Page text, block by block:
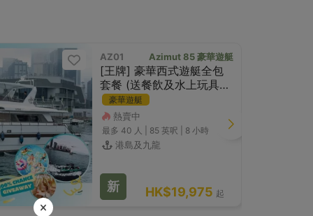
AZ01 Azimut 85 豪華遊艇
[王牌] 豪華西式遊艇全包
套餐 (送餐飲及水上玩具，
豐富獎品!)
豪華遊艇
熱賣中
最多 40 人 | 85 英呎 8 小時
港島及九龍
新 HK$19,975 起